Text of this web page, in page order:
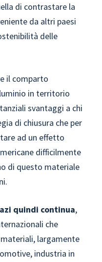
di contrastare la
da altri paesi
delle
il comparto
in territorio
svantaggi a chi
di chiusura che per
ad un effetto
difficilmente
di questo materiale
quindi continua,
che
largamente
industria in